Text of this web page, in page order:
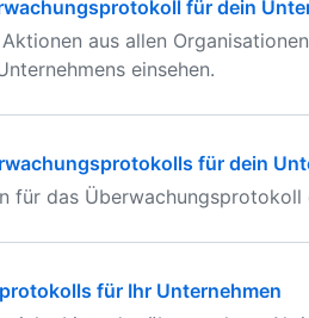
für dein
aus allen
einsehen.
für dein
für das
für Ihr Unternehmen